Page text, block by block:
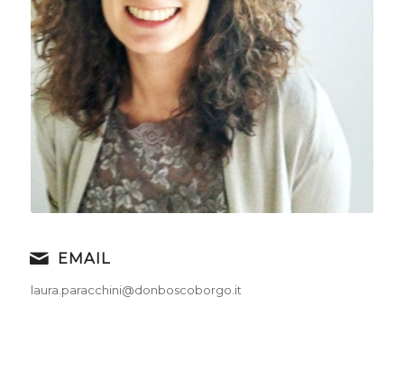
EMAIL
laura.paracchini@donboscoborgo.it